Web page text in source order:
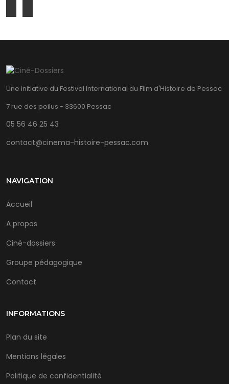
Une initiative du Festival International du Film d'Histoire de Pessac
7 rue des poilus - 33600 Pessac
05 56 46 25 43
contact@cinema-histoire-pessac.com
NAVIGATION
Accueil
A propos
Ciné-dossiers
Groupe pédagogique
Contact
INFORMATIONS
Plan du site
Mentions légales
Politique de confidentialité